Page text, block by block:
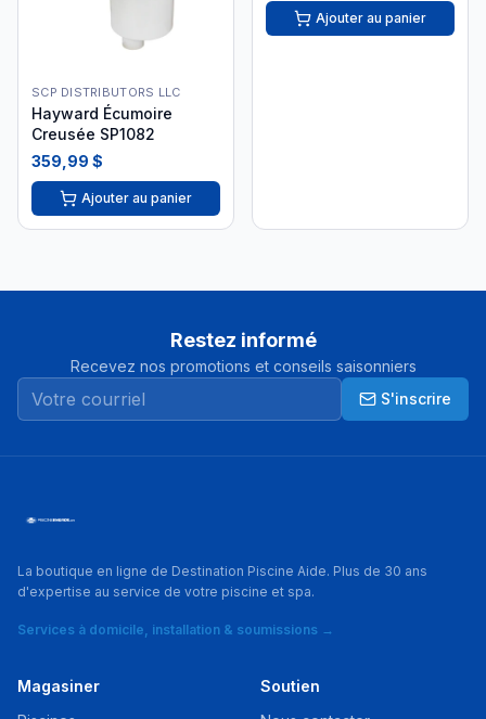
SCP DISTRIBUTORS LLC
Hayward Écumoire
Creusée SP1082
359,99 $
Ajouter au panier
Ajouter au panier
Restez informé
Recevez nos promotions et conseils saisonniers
S'inscrire
La boutique en ligne de Destination Piscine Aide. Plus de 30 ans
d'expertise au service de votre piscine et spa.
Services à domicile, installation & soumissions →
Magasiner
Soutien